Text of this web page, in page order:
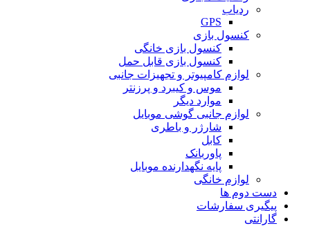
ردیاب
GPS
کنسول بازی
کنسول بازی خانگی
کنسول بازی قابل حمل
لوازم کامپیوتر و تجهیزات جانبی
موس و کیبرد و پرزنتر
موارد دیگر
لوازم جانبی گوشی موبایل
شارژر و باطری
کابل
پاوربانک
پایه نگهدارنده موبایل
لوازم خانگی
دست دوم ها
پیگیری سفارشات
گارانتی